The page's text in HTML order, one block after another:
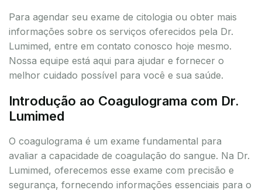
Para agendar seu exame de citologia ou obter mais
informações sobre os serviços oferecidos pela Dr.
Lumimed, entre em contato conosco hoje mesmo.
Nossa equipe está aqui para ajudar e fornecer o
melhor cuidado possível para você e sua saúde.
Introdução ao Coagulograma com Dr.
Lumimed
O coagulograma é um exame fundamental para
avaliar a capacidade de coagulação do sangue. Na Dr.
Lumimed, oferecemos esse exame com precisão e
segurança, fornecendo informações essenciais para o